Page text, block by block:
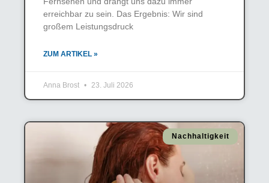
erreichbar zu sein. Das Ergebnis: Wir sind
großem Leistungsdruck
ZUM ARTIKEL »
Anna Brost 23. Juli 2026
Nachhaltigkeit